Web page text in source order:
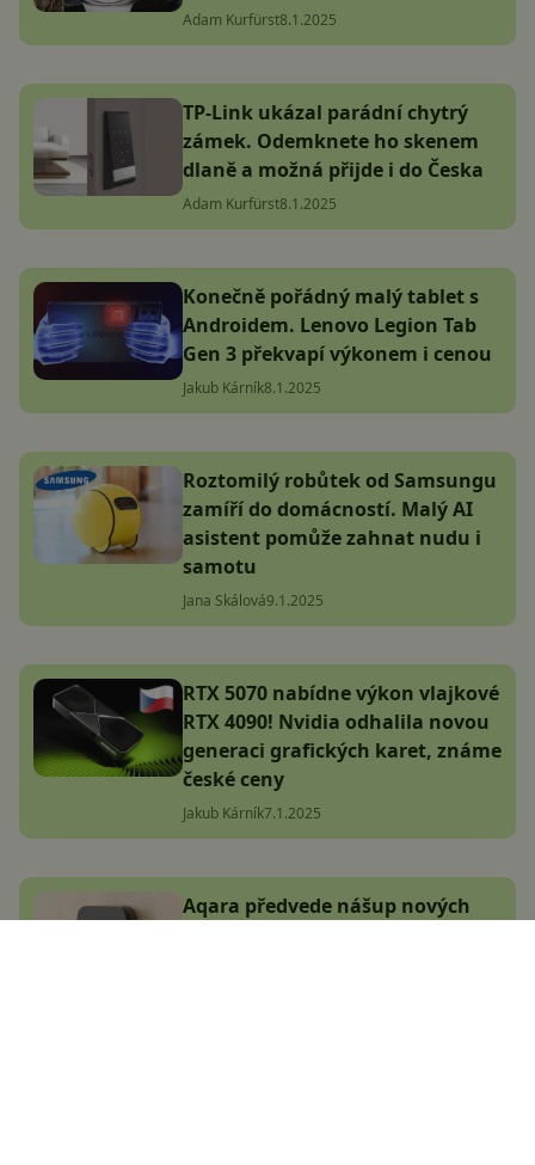
Adam Kurfürst8.1.2025
TP-Link ukázal parádní chytrý
zámek. Odemknete ho skenem
dlaně a možná přijde i do Česka
Adam Kurfürst8.1.2025
Konečně pořádný malý tablet s
Androidem. Lenovo Legion Tab
Gen 3 překvapí výkonem i cenou
Jakub Kárník8.1.2025
Roztomilý robůtek od Samsungu
zamíří do domácností. Malý AI
asistent pomůže zahnat nudu i
samotu
Jana Skálová9.1.2025
RTX 5070 nabídne výkon vlajkové
RTX 4090! Nvidia odhalila novou
generaci grafických karet, známe
české ceny
Jakub Kárník7.1.2025
Aqara předvede nášup nových